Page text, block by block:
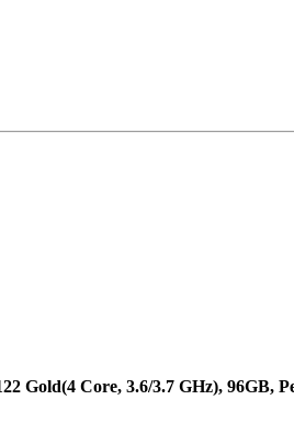
Gold(4 Core, 3.6/3.7 GHz), 96GB,